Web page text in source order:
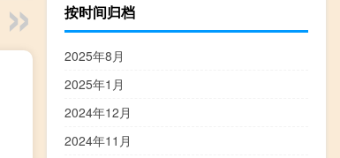
按时间归档
2025年8月
2025年1月
2024年12月
2024年11月